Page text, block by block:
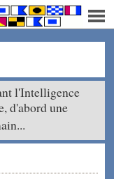
l'Intelligence
d'abord une